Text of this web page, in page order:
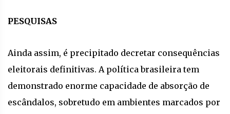
PESQUISAS
Ainda assim, é precipitado decretar consequências
eleitorais definitivas. A política brasileira tem
demonstrado enorme capacidade de absorção de
escândalos, sobretudo em ambientes marcados por